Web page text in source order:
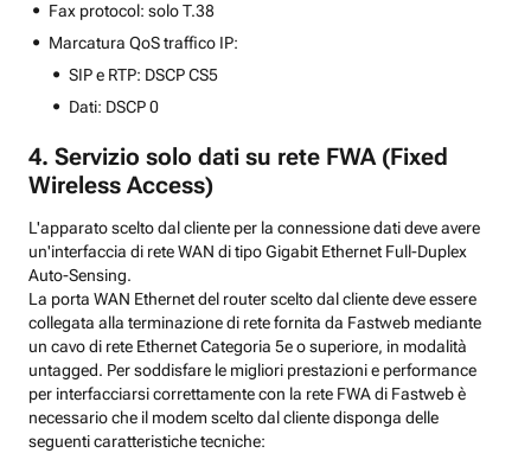
Fax protocol: solo T.38
Marcatura QoS traffico IP:
SIP e RTP: DSCP CS5
Dati: DSCP 0
4. Servizio solo dati su rete FWA (Fixed
Wireless Access)
L'apparato scelto dal cliente per la connessione dati deve avere
un'interfaccia di rete WAN di tipo Gigabit Ethernet Full-Duplex
Auto-Sensing.
La porta WAN Ethernet del router scelto dal cliente deve essere
collegata alla terminazione di rete fornita da Fastweb mediante
un cavo di rete Ethernet Categoria 5e o superiore, in modalità
untagged. Per soddisfare le migliori prestazioni e performance
per interfacciarsi correttamente con la rete FWA di Fastweb è
necessario che il modem scelto dal cliente disponga delle
seguenti caratteristiche tecniche: